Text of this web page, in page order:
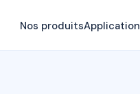
Nos produitsApplication